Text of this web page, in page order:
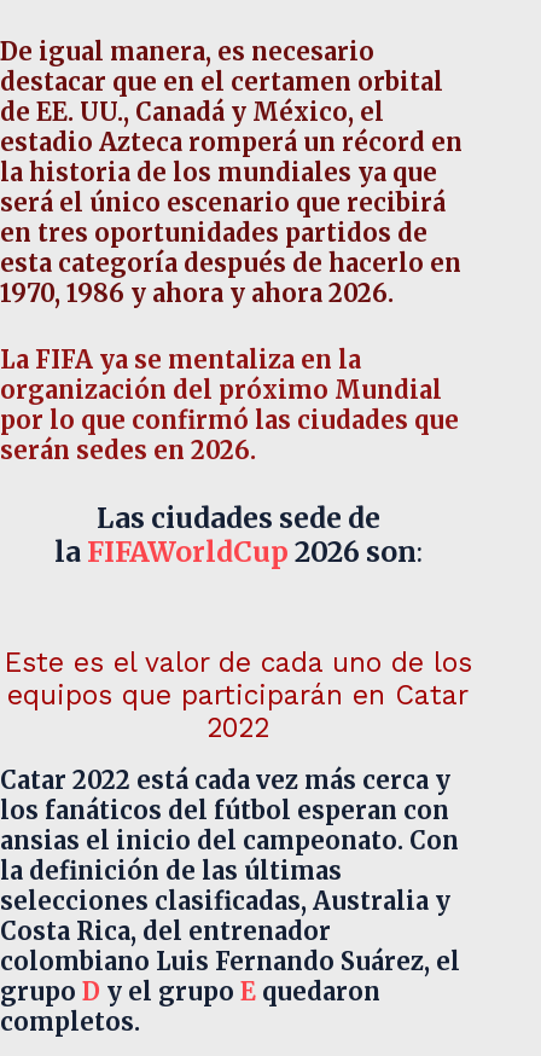
De igual manera, es necesario
destacar que en el certamen orbital
de EE. UU., Canadá y México, el
estadio Azteca romperá un récord en
la historia de los mundiales ya que
será el único escenario que recibirá
en tres oportunidades partidos de
esta categoría después de hacerlo en
1970, 1986 y ahora y ahora 2026.
La FIFA ya se mentaliza en la
organización del próximo Mundial
por lo que confirmó las ciudades que
serán sedes en 2026.
Las ciudades sede de
la FIFAWorldCup 2026 son:
Este es el valor de cada uno de los
equipos que participarán en Catar
2022
Catar 2022 está cada vez más cerca y
los fanáticos del fútbol esperan con
ansias el inicio del campeonato. Con
la definición de las últimas
selecciones clasificadas, Australia y
Costa Rica, del entrenador
colombiano Luis Fernando Suárez, el
grupo D y el grupo E quedaron
completos.